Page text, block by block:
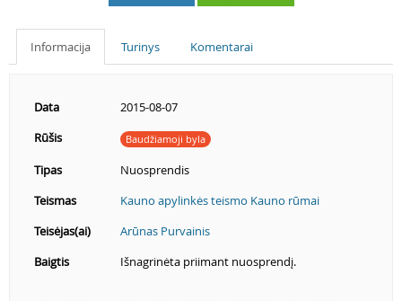
Informacija Turinys Komentarai
Data
2015-08-07
Rūšis
Baudžiamoji byla
Tipas
Nuosprendis
Teismas
Kauno apylinkės teismo Kauno rūmai
Teisėjas(ai)
Arūnas Purvainis
Baigtis
Išnagrinėta priimant nuosprendį.